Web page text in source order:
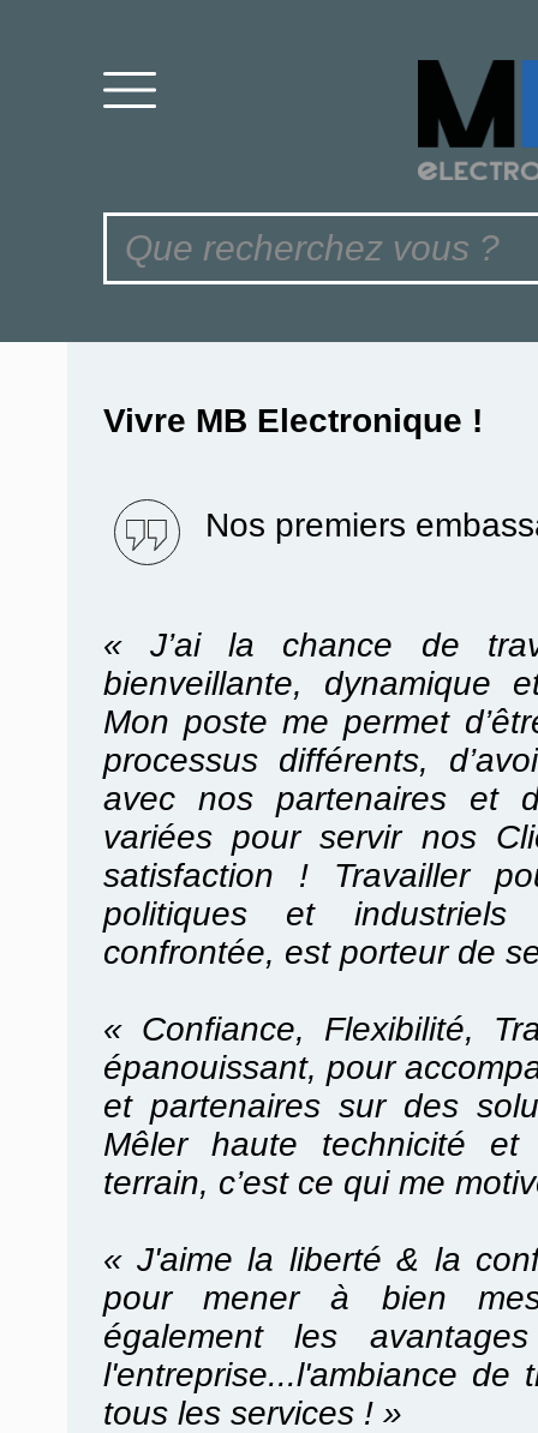
Vivre MB Electronique !
Nos premiers
« J’ai la chance de
bienveillante, dynamique
Mon poste me permet
processus différents,
avec nos partenaires et
variées pour servir nos
satisfaction ! Travailler
politiques et industriels
confrontée, est porteur de
« Confiance, Flexibilité,
épanouissant, pour
et partenaires sur des
Mêler haute technicité
terrain, c’est ce qui me
« J'aime la liberté & la
pour mener à bien
également les
l'entreprise...l'ambiance de
tous les services ! »